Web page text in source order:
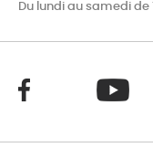
Du lundi au samedi de